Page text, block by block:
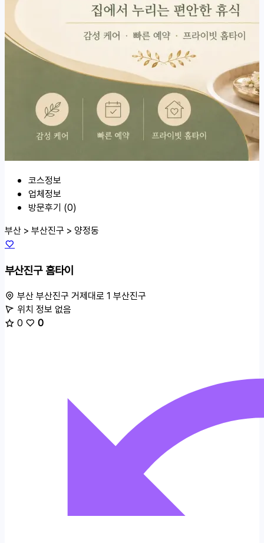
코스정보
업체정보
방문후기 (0)
부산 > 부산진구 > 양정동
부산진구 홈타이
부산 부산진구 거제대로 1 부산진구
위치 정보 없음
0
0